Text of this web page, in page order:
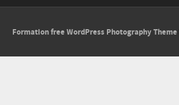
Formation free WordPress Photography Theme